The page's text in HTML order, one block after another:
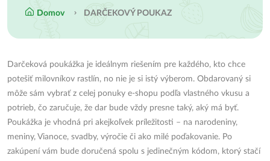
Domov DARČEKOVÝ POUKAZ
Darčeková poukážka je ideálnym riešením pre každého, kto chce
potešiť milovníkov rastlín, no nie je si istý výberom. Obdarovaný si
môže sám vybrať z celej ponuky e-shopu podľa vlastného vkusu a
potrieb, čo zaručuje, že dar bude vždy presne taký, aký má byť.
Poukážka je vhodná pri akejkoľvek príležitosti – na narodeniny,
meniny, Vianoce, svadby, výročie či ako milé poďakovanie. Po
zakúpení vám bude doručená spolu s jedinečným kódom, ktorý stačí